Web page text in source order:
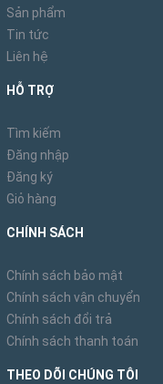
Sản phẩm
Tin tức
Liên hệ
HỖ TRỢ
Tìm kiếm
Đăng nhập
Đăng ký
Giỏ hàng
CHÍNH SÁCH
Chính sách bảo mật
Chính sách vận chuyển
Chính sách đổi trả
Chính sách thanh toán
THEO DÕI CHÚNG TÔI